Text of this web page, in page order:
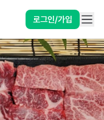
로그인/가입